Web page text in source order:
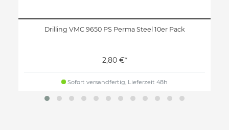
Drilling VMC 9650 PS Perma Steel 10er Pack
2,80 €*
Sofort versandfertig, Lieferzeit 48h